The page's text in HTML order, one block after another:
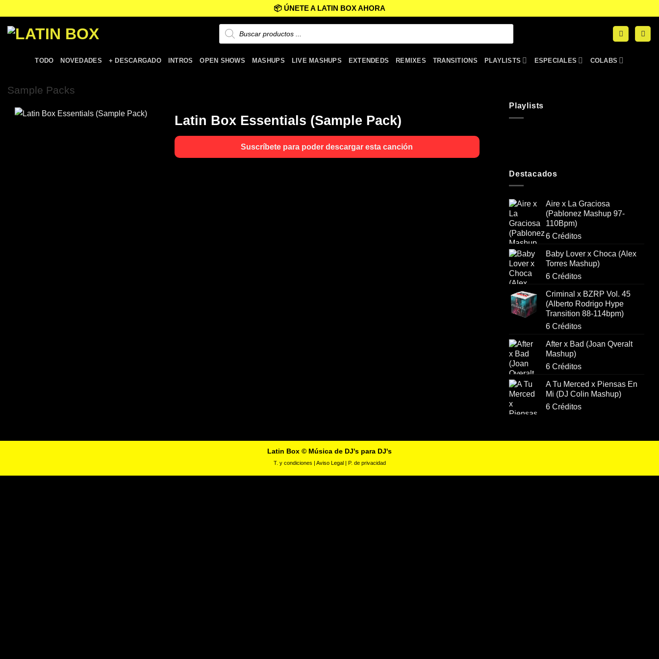
📦 ÚNETE A LATIN BOX AHORA
TODO NOVEDADES + DESCARGADO INTROS OPEN SHOWS MASHUPS LIVE MASHUPS EXTENDEDS REMIXES TRANSITIONS PLAYLISTS ESPECIALES COLABS
Sample Packs
Playlists
Destacados
Aire x La Graciosa
(Pablonez Mashup 97-
110Bpm)
6 Créditos
Baby Lover x Choca (Alex
Torres Mashup)
6 Créditos
Criminal x BZRP Vol. 45
(Alberto Rodrigo Hype
Transition 88-114bpm)
6 Créditos
After x Bad (Joan Qveralt
Mashup)
6 Créditos
A Tu Merced x Piensas En
Mi (DJ Colin Mashup)
6 Créditos
Latin Box Essentials (Sample Pack)
Suscríbete para poder descargar esta canción
Latin Box © Música de DJ's para DJ's
T. y condiciones | Aviso Legal| P. de privacidad